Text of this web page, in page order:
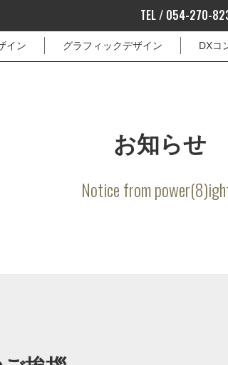
TEL / 054-270-
イン グラフィックデザイン DXコ
お知らせ
Notice from